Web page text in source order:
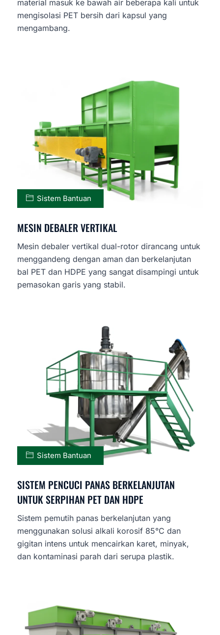
material masuk ke bawah air beberapa kali untuk
mengisolasi PET bersih dari kapsul yang
mengambang.
Sistem Bantuan
MESIN DEBALER VERTIKAL
Mesin debaler vertikal dual-rotor dirancang untuk
menggandeng dengan aman dan berkelanjutan
bal PET dan HDPE yang sangat disampingi untuk
pemasokan garis yang stabil.
Sistem Bantuan
SISTEM PENCUCI PANAS BERKELANJUTAN
UNTUK SERPIHAN PET DAN HDPE
Sistem pemutih panas berkelanjutan yang
menggunakan solusi alkali korosif 85°C dan
gigitan intens untuk mencairkan karet, minyak,
dan kontaminasi parah dari serupa plastik.